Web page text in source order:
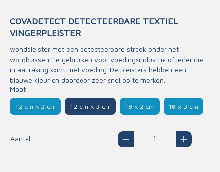
COVADETECT DETECTEERBARE TEXTIEL
VINGERPLEISTER
wondpleister met een detecteerbare strook onder het
wondkussen. Te gebruiken voor voedingsindustrie of ieder die
in aanraking komt met voeding. De pleisters hebben een
blauwe kleur en daardoor zeer snel op te merken.
Maat
12 cm x 2 cm 12 cm x 3 cm 18 x 2 cm 18 x 3 cm
Aantal